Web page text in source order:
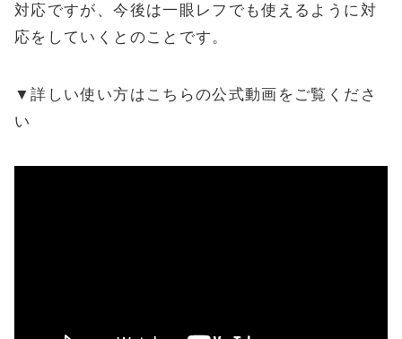
対応ですが、今後は一眼レフでも使えるように対
応をしていくとのことです。
▼詳しい使い方はこちらの公式動画をご覧くださ
い